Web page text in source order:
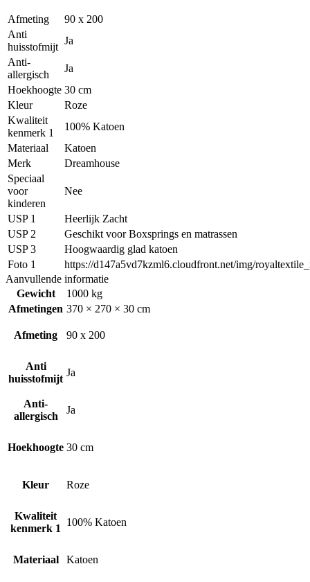
Afmeting
90 x 200
Anti
huisstofmijt
Ja
Anti-
allergisch
Ja
Hoekhoogte 30 cm
Kleur
Roze
Kwaliteit
kenmerk 1
100% Katoen
Materiaal
Katoen
Merk
Dreamhouse
Speciaal
voor
kinderen
Nee
USP 1
Heerlijk Zacht
USP 2
Geschikt voor Boxsprings en matrassen
USP 3
Hoogwaardig glad katoen
Foto 1
https://d147a5vd7kzml6.cloudfront.net/img/
Aanvullende informatie
Gewicht
1000 kg
Afmetingen 370 × 270 × 30 cm
Afmeting 90 x 200
Anti
huisstofmijt
Ja
Anti-
allergisch
Ja
Hoekhoogte 30 cm
Kleur Roze
Kwaliteit
kenmerk 1
100% Katoen
Materiaal Katoen